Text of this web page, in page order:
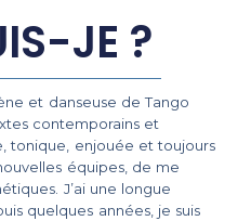
JE ?
et danseuse de Tango
contemporains et
tonique, enjouée et toujours
équipes, de me
J’ai une longue
quelques années, je suis